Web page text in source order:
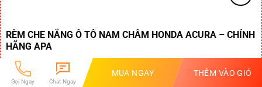
RÈM CHE NẮNG Ô TÔ NAM CHÂM HONDA ACURA – CHÍNH
HÃNG APA
540,000 ₫ 399,000 ₫ -26%
Gọi Ngay Chat Ngay
MUA NGAY THÊM VÀO GIỎ